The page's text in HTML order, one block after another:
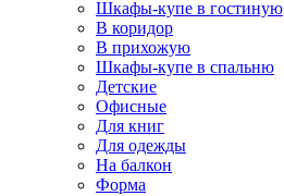
Шкафы-купе в гостиную
В коридор
В прихожую
Шкафы-купе в спальню
Детские
Офисные
Для книг
Для одежды
На балкон
Форма